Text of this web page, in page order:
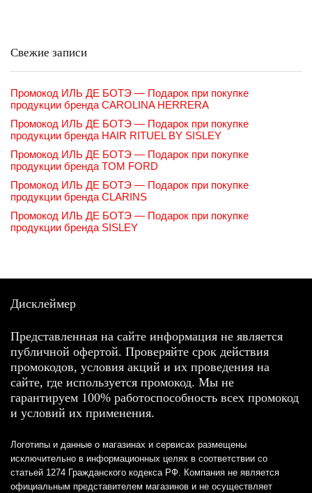
Свежие записи
Промокод ИЛЬ ДЕ БОТЭ — Подарок при покупке
продукции бренда CAROLINA HERRERA
Промокод ИЛЬ ДЕ БОТЭ — Подарок при покупке
продукции бренда HAIR RITUEL BY SISLEY
Промокод ИЛЬ ДЕ БОТЭ — Подарок при покупке
продукции бренда TOM FORD
Промокод ИЛЬ ДЕ БОТЭ — Подарок при покупке
продукции бренда CLARINS
Промокод ИЛЬ ДЕ БОТЭ — Подарок при покупке
продукции бренда SISLEY
Дисклеймер
Представленная на сайте информация не является
публичной офертой. Проверяйте срок действия
промокодов, условия акций и их проведения на
сайте, где используется промокод. Мы не
гарантируем 100% работоспособность всех промокод
и условий их применения.
Логотипы и данные о магазинах и сервисах размещены
исключительно в информационных целях в соответствии со
статьей 1274 Гражданского кодекса РФ. Компания не является
официальным представителем магазинов и не осуществляет